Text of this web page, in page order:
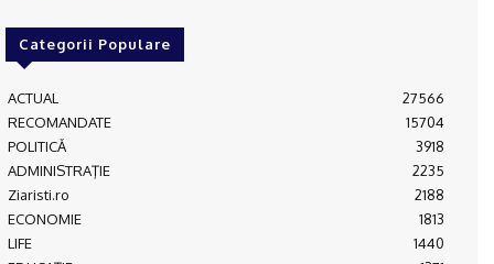
Categorii Populare
ACTUAL
27566
RECOMANDATE
15704
POLITICĂ
3918
ADMINISTRAŢIE
2235
Ziaristi.ro
2188
ECONOMIE
1813
LIFE
1440